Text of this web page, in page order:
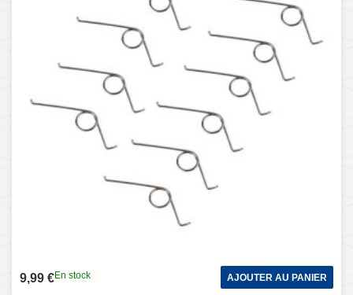
9,99 €En stock AJOUTER AU PANIER